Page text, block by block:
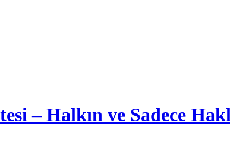
– Halkın ve Sadece